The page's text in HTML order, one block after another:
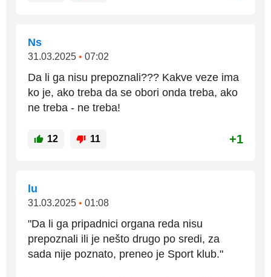
Ns
31.03.2025 • 07:02
Da li ga nisu prepoznali??? Kakve veze ima
ko je, ako treba da se obori onda treba, ako
ne treba - ne treba!
12 11 +1
lu
31.03.2025 • 01:08
"Da li ga pripadnici organa reda nisu
prepoznali ili je nešto drugo po sredi, za
sada nije poznato, preneo je Sport klub."